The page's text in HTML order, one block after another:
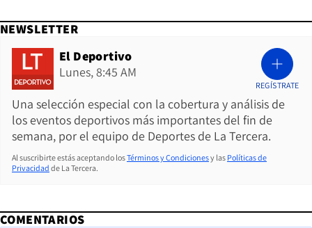
NEWSLETTER
El Deportivo
Lunes, 8:45 AM
Una selección especial con la cobertura y análisis de
los eventos deportivos más importantes del fin de
semana, por el equipo de Deportes de La Tercera.
REGÍSTRATE
Al suscribirte estás aceptando losTérminos y Condicionesy las Políticas de
Privacidad de La Tercera.
COMENTARIOS